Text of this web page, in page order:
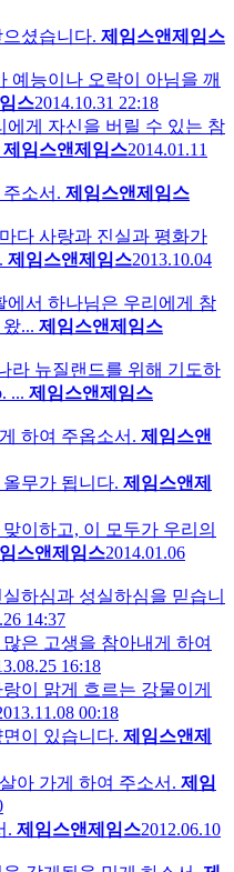
셨습니다. 제임스앤제임스
예능이나 오락이 아님을 깨
스2014.10.31 22:18
에게 자신을 버릴 수 있는 참
제임스앤제임스2014.01.11
소서. 제임스앤제임스
다 사랑과 진실과 평화가
제임스앤제임스2013.10.04
에서 하나님은 우리에게 참
... 제임스앤제임스
라 뉴질랜드를 위해 기도하
... 제임스앤제임스
하여 주옵소서. 제임스앤
무가 됩니다. 제임스앤제
이하고, 이 모두가 우리의
스앤제임스2014.01.06
하심과 성실하심을 믿습니
14:37
은 고생을 참아내게 하여
16:18
이 맑게 흐르는 강물이게
00:18
이 있습니다. 제임스앤제
아 가게 하여 주소서. 제임
. 제임스앤제임스2012.06.10